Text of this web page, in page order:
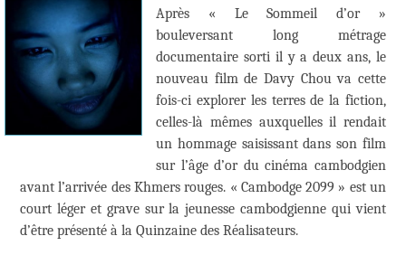
Après « Le Sommeil d’or »
bouleversant long métrage
documentaire sorti il y a deux ans, le
nouveau film de Davy Chou va cette
fois-ci explorer les terres de la fiction,
celles-là mêmes auxquelles il rendait
un hommage saisissant dans son film
sur l’âge d’or du cinéma cambodgien
avant l’arrivée des Khmers rouges. « Cambodge 2099 » est un
court léger et grave sur la jeunesse cambodgienne qui vient
d’être présenté à la Quinzaine des Réalisateurs.